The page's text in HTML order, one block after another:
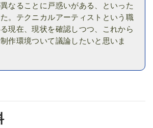
なることに戸惑いがある、といった
。テクニカルアーティストという職
現在、現状を確認しつつ、これから
作環境ついて議論したいと思いま